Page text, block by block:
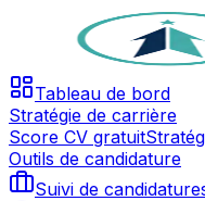
Tableau de bord
Stratégie de carrière
Score CV gratuit
Outils de candidature
Suivi de